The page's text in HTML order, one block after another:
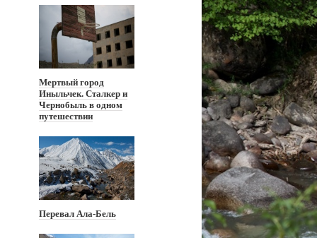
Мертвый город
Иныльчек. Сталкер и
Чернобыль в одном
путешествии
Перевал Ала-Бель